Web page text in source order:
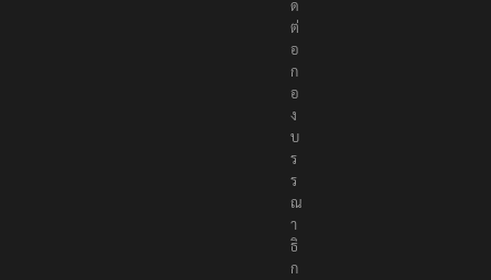
ด
ต่
อ
ก
อ
ง
บ
ร
ร
ณ
า
ธิ
ก